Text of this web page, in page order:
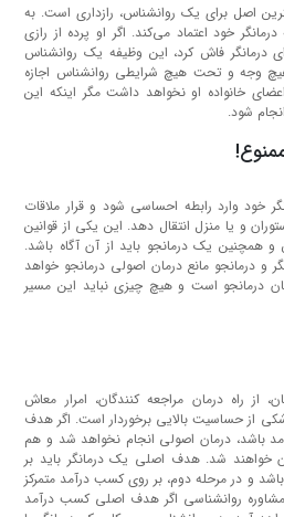
اصل برای یک روانشناس، رازداری است. به
خود اعتماد می‌کند. اگر او پرده از رازی
درمانگر فاش کرد، این وظیفه یک روانشناس
هیچ وجه و تحت هیچ شرایطی روانشناس اجازه
خانواده او نخواهد داشت مگر اینکه این
شود.
خود وارد رابطه احساسی شود و قرار ملاقات
و یا منزل انتقال دهد. این یکی از قوانین
همچنین یک درمانجو باید از آن آگاه باشد.
و درمانجو مانع درمان اصولی درمانجو خواهد
درمانجو است و هیچ چیزی نباید این مسیر
راه درمان مراجعه کنندگان، امرار معاش
از حساسیت بالایی برخوردار است. اگر هدف
باشد، درمان اصولی انجام نخواهد شد و هم
خواهند شد. هدف اصلی یک درمانگر باید بر
و در مرحله دوم، بر روی کسب درآمد متمرکز
روانشناسی اگر هدف اصلی کسب درآمد